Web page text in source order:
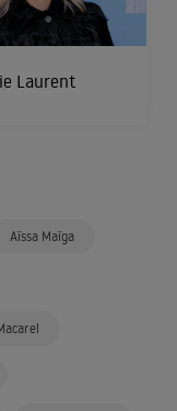
Laurent
Aïssa Maïga